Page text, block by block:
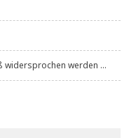
widersprochen werden ...